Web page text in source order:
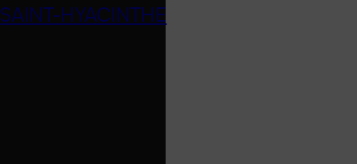
SAINT-HYACINTHE